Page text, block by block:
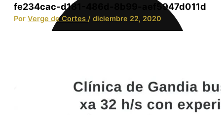
fe234cac-d181-486d-8b99-aef5947d011d
Por Verge de Cortes / diciembre 22, 2020